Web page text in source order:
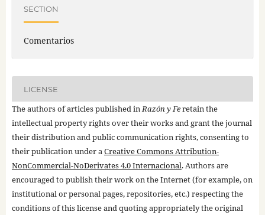
SECTION
Comentarios
LICENSE
The authors of articles published inRazón y Feretain the
intellectual property rights over their works and grant the journal
their distribution and public communication rights, consenting to
their publication under aCreative Commons Attribution-
NonCommercial-NoDerivates 4.0 Internacional. Authors are
encouraged to publish their work on the Internet (for example, on
institutional or personal pages, repositories, etc.) respecting the
conditions of this license and quoting appropriately the original